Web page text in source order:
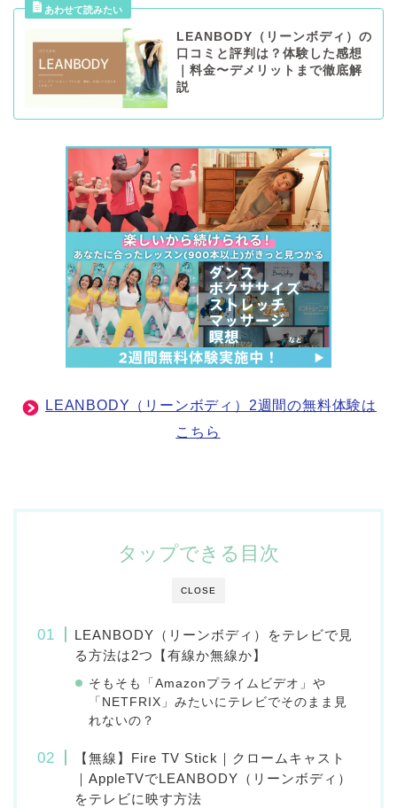
LEANBODY（リーンボディ）の
口コミと評判は？体験した感想
｜料金〜デメリットまで徹底解
説
LEANBODY（リーンボディ）2週間の無料体験は
こちら
CLOSE
タップできる目次
LEANBODY（リーンボディ）をテレビで見
る方法は2つ【有線か無線か】
そもそも「Amazonプライムビデオ」や
「NETFRIX」みたいにテレビでそのまま見
れないの？
【無線】Fire TV Stick｜クロームキャスト
｜AppleTVでLEANBODY（リーンボディ）
をテレビに映す方法